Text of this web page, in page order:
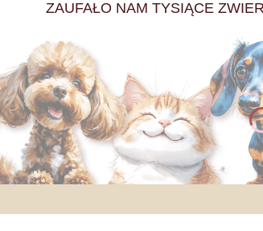
ZAUFAŁO NAM TYSIĄCE